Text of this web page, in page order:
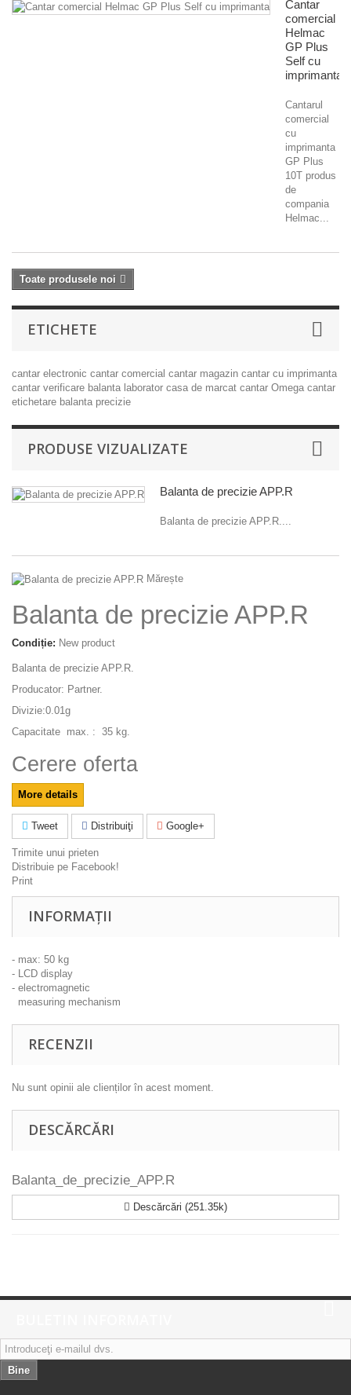
Cantar
comercial
Helmac
GP Plus
Self cu
imprimanta
Cantarul
comercial
cu
imprimanta
GP Plus
10T produs
de
compania
Helmac...
Toate produsele noi
ETICHETE
cantar electronic cantar comercial cantar magazin cantar cu imprimanta
cantar verificare balanta laborator casa de marcat cantar Omega cantar
etichetare balanta precizie
PRODUSE VIZUALIZATE
Balanta de precizie APP.R
Balanta de precizie APP.R....
Mărește
Balanta de precizie APP.R
Condiție: New product
Balanta de precizie APP.R.
Producator: Partner.
Divizie:0.01g
Capacitate max. : 35 kg.
Cerere oferta
More details
Tweet Distribuiţi Google+
Trimite unui prieten
Distribuie pe Facebook!
Print
INFORMAȚII
- max: 50 kg
- LCD display
- electromagnetic
measuring mechanism
RECENZII
Nu sunt opinii ale clienților în acest moment.
DESCĂRCĂRI
Balanta_de_precizie_APP.R
Descărcări (251.35k)
Bine